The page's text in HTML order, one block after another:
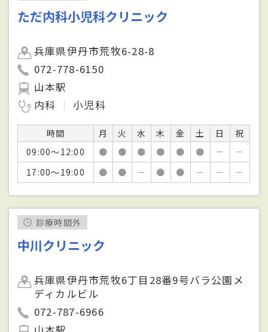
ただ内科小児科クリニック
兵庫県伊丹市荒牧6-28-8
072-778-6150
山本駅
内科
小児科
時間 月 火 水 木 金 土 日
祝
09:00～12:00
● ● ● ● ● ● －
－
17:00～19:00
● ● － ● ● － － －
診療時間外
中川クリニック
兵庫県伊丹市荒牧6丁目28番9号バラ公園メ
ディカルビル
072-787-6966